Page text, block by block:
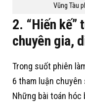
Vũng Tàu
2. “Hiến kế”
chuyên gia,
Trong suốt phiên
6 tham luận chuyên
Những bài toán hóc